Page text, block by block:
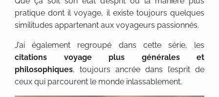
pratique dont il voyage, il existe toujours quelques
similitudes appartenant aux voyageurs passionnés.
J’ai également regroupé dans cette série, les
citations voyage plus générales et
philosophiques, toujours ancrée dans l’esprit de
ceux qui parcourent le monde inlassablement.